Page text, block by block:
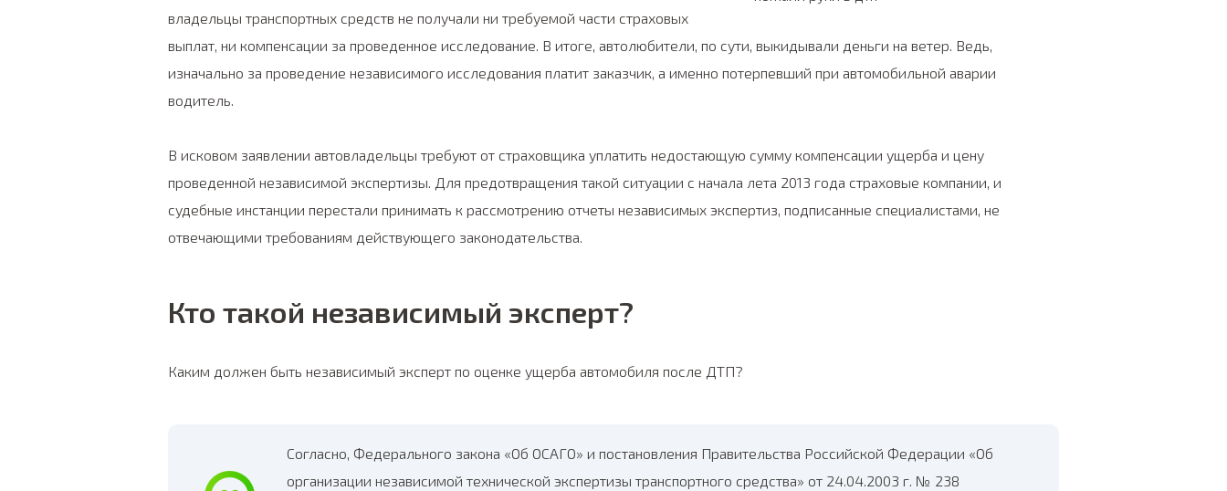
владельцы транспортных средств не получали ни требуемой части страховых
выплат, ни компенсации за проведенное исследование. В итоге, автолюбители, по сути, выкидывали деньги на ветер. Ведь,
изначально за проведение независимого исследования платит заказчик, а именно потерпевший при автомобильной аварии
водитель.
В исковом заявлении автовладельцы требуют от страховщика уплатить недостающую сумму компенсации ущерба и цену
проведенной независимой экспертизы. Для предотвращения такой ситуации с начала лета 2013 года страховые компании, и
судебные инстанции перестали принимать к рассмотрению отчеты независимых экспертиз, подписанные специалистами, не
отвечающими требованиям действующего законодательства.
Кто такой независимый эксперт?
Каким должен быть независимый эксперт по оценке ущерба автомобиля после ДТП?
Согласно, Федерального закона «Об ОСАГО» и постановления Правительства Российской Федерации «Об
организации независимой технической экспертизы транспортного средства» от 24.04.2003 г. № 238